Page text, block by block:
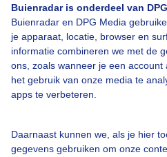
Buienradar is onderdeel van
Buienradar en DPG Media
je apparaat, locatie, browser en
informatie combineren we met de
ons, zoals wanneer je een
het gebruik van onze media te
apps te verbeteren.
Daarnaast kunnen we, als je hier
gegevens gebruiken om onze
Bekijk slideshow